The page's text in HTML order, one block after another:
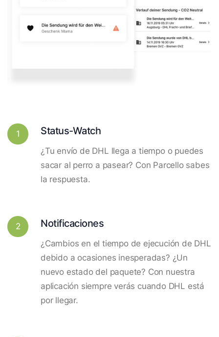
1 Status-Watch
¿Tu envío de DHL llega a tiempo o puedes
sacar al perro a pasear? Con Parcello sabes
la respuesta.
2 Notificaciones
¿Cambios en el tiempo de ejecución de DHL
debido a ocasiones inesperadas? ¿Un
nuevo estado del paquete? Con nuestra
aplicación siempre verás cuando DHL está
por llegar.